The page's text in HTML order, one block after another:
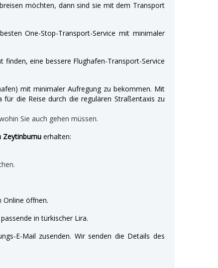
möchten, dann sind sie mit dem Transport
One-Stop-Transport-Service mit minimaler
eine bessere Flughafen-Transport-Service
mit minimaler Aufregung zu bekommen. Mit
die Reise durch die regulären Straßentaxis zu
Sie auch gehen müssen.
Zeytinburnu erhalten:
Online öffnen.
in türkischer Lira.
E-Mail zusenden. Wir senden die Details des